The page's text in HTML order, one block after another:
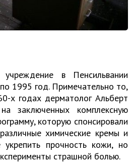
учреждение в Пенсильвании
1995 год. Примечательно то,
х годах дерматолог Альберт
заключенных комплексную
которую спонсировали
химические кремы и
укрепить прочность кожи, но
страшной болью.